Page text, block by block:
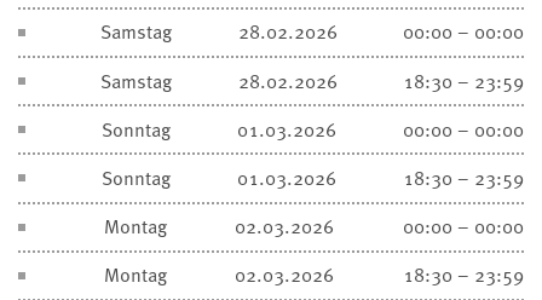
Samstag
28.02.2026
00:00 – 00:00
Samstag
28.02.2026
18:30 – 23:59
Sonntag
01.03.2026
00:00 – 00:00
Sonntag
01.03.2026
18:30 – 23:59
Montag
02.03.2026
00:00 – 00:00
Montag
02.03.2026
18:30 – 23:59